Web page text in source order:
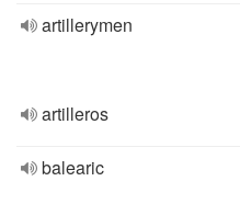
artillerymen
artilleros
balearic